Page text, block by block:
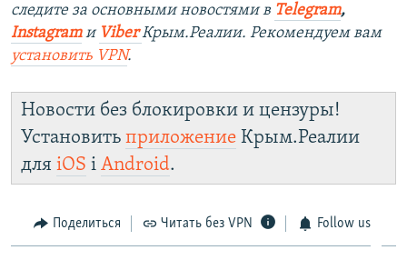
следите за основными новостями в Telegram,
Instagram и ViberКрым.Реалии. Рекомендуем вам
установить VPN.
Новости без блокировки и цензуры!
Установить приложение Крым.Реалии
для iOS і Android.
Поделиться Читать без VPN Follow us